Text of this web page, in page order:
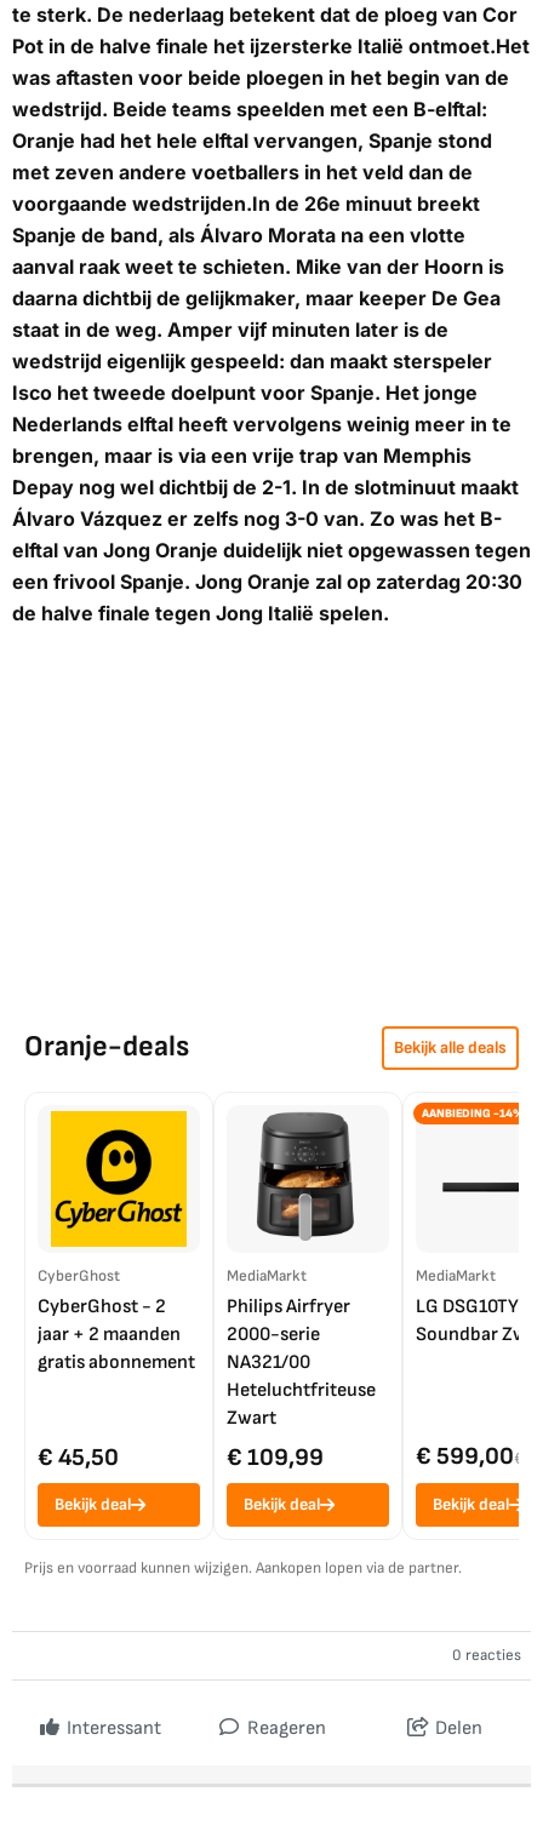
te sterk. De nederlaag betekent dat de ploeg van Cor
Pot in de halve finale het ijzersterke Italië ontmoet.Het
was aftasten voor beide ploegen in het begin van de
wedstrijd. Beide teams speelden met een B-elftal:
Oranje had het hele elftal vervangen, Spanje stond
met zeven andere voetballers in het veld dan de
voorgaande wedstrijden.In de 26e minuut breekt
Spanje de band, als Álvaro Morata na een vlotte
aanval raak weet te schieten. Mike van der Hoorn is
daarna dichtbij de gelijkmaker, maar keeper De Gea
staat in de weg. Amper vijf minuten later is de
wedstrijd eigenlijk gespeeld: dan maakt sterspeler
Isco het tweede doelpunt voor Spanje. Het jonge
Nederlands elftal heeft vervolgens weinig meer in te
brengen, maar is via een vrije trap van Memphis
Depay nog wel dichtbij de 2-1. In de slotminuut maakt
Álvaro Vázquez er zelfs nog 3-0 van. Zo was het B-
elftal van Jong Oranje duidelijk niet opgewassen tegen
een frivool Spanje. Jong Oranje zal op zaterdag 20:30
de halve finale tegen Jong Italië spelen.
Oranje-deals Bekijk alle deals
CyberGhost
CyberGhost - 2
jaar + 2 maanden
gratis abonnement
€ 45,50
Bekijk deal
MediaMarkt
Philips Airfryer
2000-serie
NA321/00
Heteluchtfriteuse
Zwart
€ 109,99
Bekijk deal
AANBIEDING -14%
MediaMarkt
LG DSG10TY
Soundbar
€ 599,00€
Bekijk deal
Prijs en voorraad kunnen wijzigen. Aankopen lopen via de partner.
0 reacties
Interessant Reageren Delen